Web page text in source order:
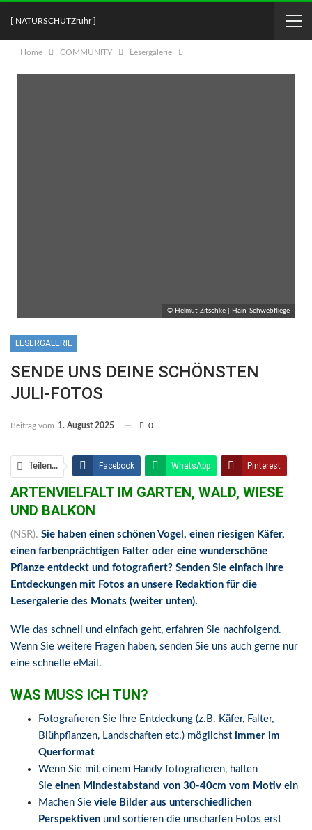
[ NATURSCHUTZruhr ]
Home COMMUNITY Lesergalerie
© Helmut Zitschke | Hain-Schwebfliege
LESERGALERIE
SENDE UNS DEINE SCHÖNSTEN
JULI-FOTOS
Beitrag vom 1. August 2025 0
Teilen... Facebook WhatsApp Pinterest
Linkedin Telegram
ARTENVIELFALT IM GARTEN, WALD, WIESE
UND BALKON
(NSR). Sie haben einen schönen Vogel, einen riesigen Käfer,
einen farbenprächtigen Falter oder eine wunderschöne
Pflanze entdeckt und fotografiert? Senden Sie einfach Ihre
Entdeckungen mit Fotos an unsere Redaktion für die
Lesergalerie des Monats (weiter unten).
Wie das schnell und einfach geht, erfahren Sie nachfolgend.
Wenn Sie weitere Fragen haben, senden Sie uns auch gerne nur
eine schnelle eMail.
WAS MUSS ICH TUN?
Fotografieren Sie Ihre Entdeckung (z.B. Käfer, Falter,
Blühpflanzen, Landschaften etc.) möglichst immer im
Querformat
Wenn Sie mit einem Handy fotografieren, halten
Sie einen Mindestabstand von 30-40cm vom Motiv ein
Machen Sie viele Bilder aus unterschiedlichen
Perspektiven und sortieren die unscharfen Fotos erst